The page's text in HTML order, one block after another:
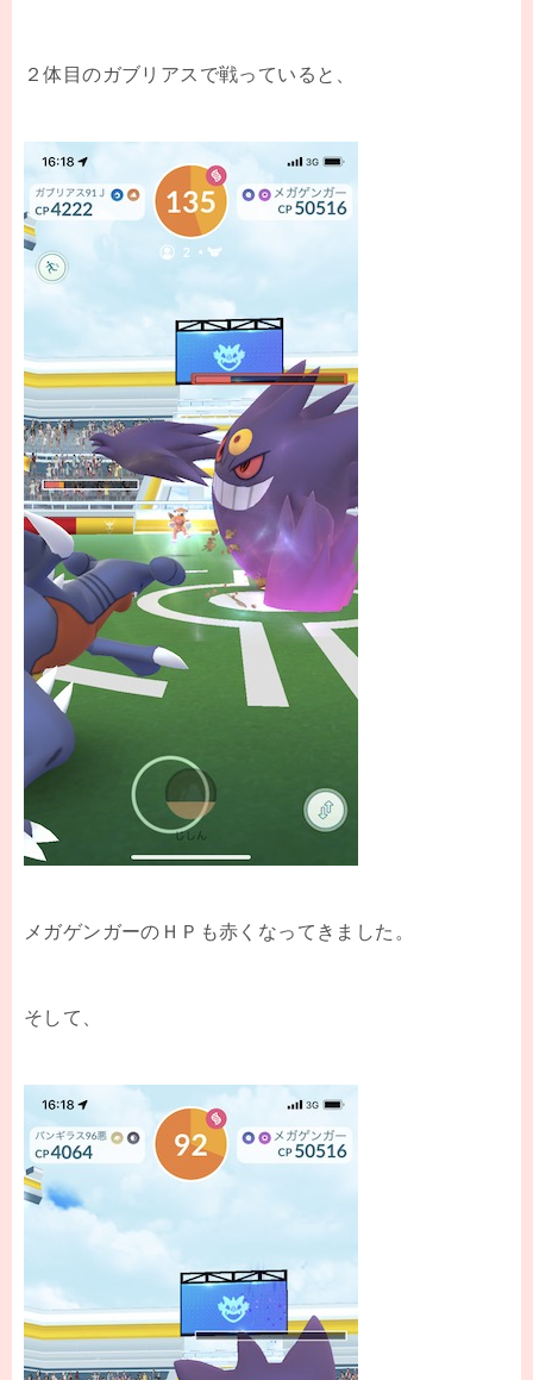
２体目のガブリアスで戦っていると、
メガゲンガーのＨＰも赤くなってきました。
そして、